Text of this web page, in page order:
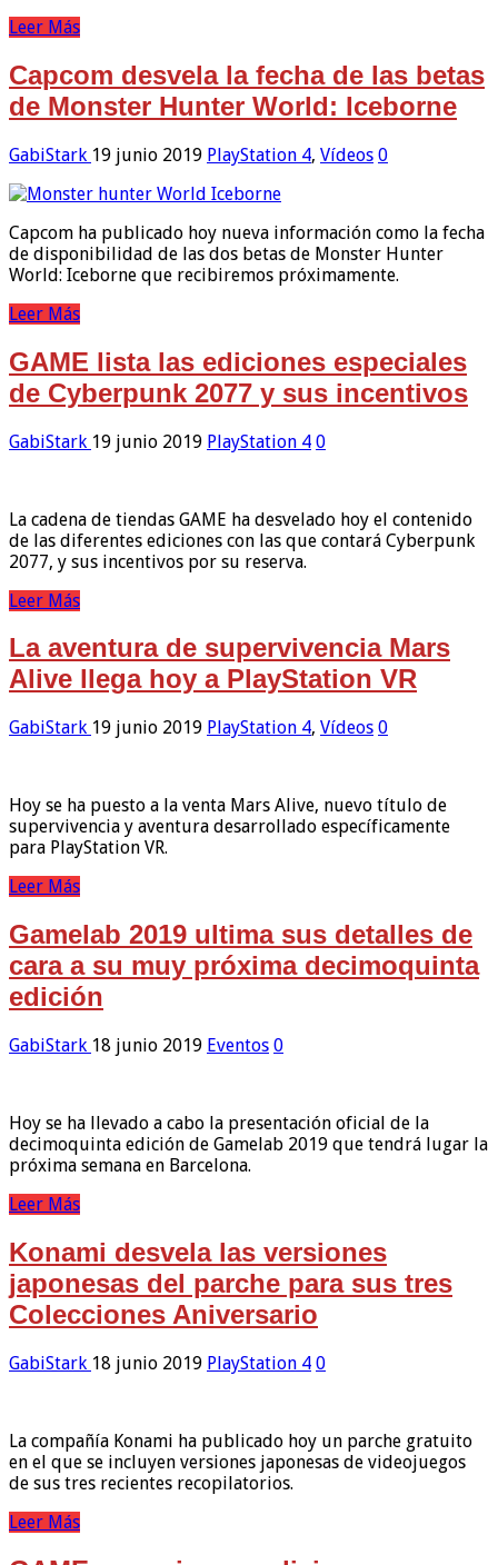
Leer Más
Capcom desvela la fecha de las betas
de Monster Hunter World: Iceborne
GabiStark 19 junio 2019 PlayStation 4, Vídeos 0
Capcom ha publicado hoy nueva información como la fecha
de disponibilidad de las dos betas de Monster Hunter
World: Iceborne que recibiremos próximamente.
Leer Más
GAME lista las ediciones especiales
de Cyberpunk 2077 y sus incentivos
GabiStark 19 junio 2019 PlayStation 4 0
La cadena de tiendas GAME ha desvelado hoy el contenido
de las diferentes ediciones con las que contará Cyberpunk
2077, y sus incentivos por su reserva.
Leer Más
La aventura de supervivencia Mars
Alive llega hoy a PlayStation VR
GabiStark 19 junio 2019 PlayStation 4, Vídeos 0
Hoy se ha puesto a la venta Mars Alive, nuevo título de
supervivencia y aventura desarrollado específicamente
para PlayStation VR.
Leer Más
Gamelab 2019 ultima sus detalles de
cara a su muy próxima decimoquinta
edición
GabiStark 18 junio 2019 Eventos 0
Hoy se ha llevado a cabo la presentación oficial de la
decimoquinta edición de Gamelab 2019 que tendrá lugar la
próxima semana en Barcelona.
Leer Más
Konami desvela las versiones
japonesas del parche para sus tres
Colecciones Aniversario
GabiStark 18 junio 2019 PlayStation 4 0
La compañía Konami ha publicado hoy un parche gratuito
en el que se incluyen versiones japonesas de videojuegos
de sus tres recientes recopilatorios.
Leer Más